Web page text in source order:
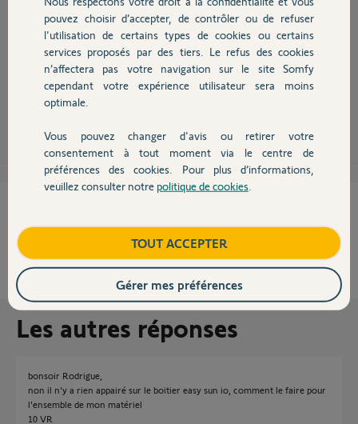
Chauffage
Autres produits
Devis avec un pro
Contact
Bonjour Lionel,
As tu appairé tes vr alarme etc avec ta tahoma, est ce que ces éléments
sont RTS ou IO, 2 systèmes différents dans la programmation des
éléments dans la tahoma.
NON OUI
des internautes ont trouvé cette réponse utile
Les autres réponses
bonsoir Rodrigue,
non il n'y a rien appairé sur le boitier easy sun io, comment le faire pour
l'ensemble de mon matériel
10 VR
pouvez choisir d’accepter, de contrôler ou de refuser
l'utilisation de certains types de cookies ou certains
services proposés par des tiers. Le refus des cookies
n’affectera pas votre navigation sur le site Somfy
cependant votre expérience utilisateur sera moins
optimale.
Vous pouvez changer d'avis ou retirer votre
consentement à tout moment via le centre de
préférences des cookies. Pour plus d’informations,
veuillez consulter notre politique de cookies
TOUT ACCEPTER
Gérer mes préférences